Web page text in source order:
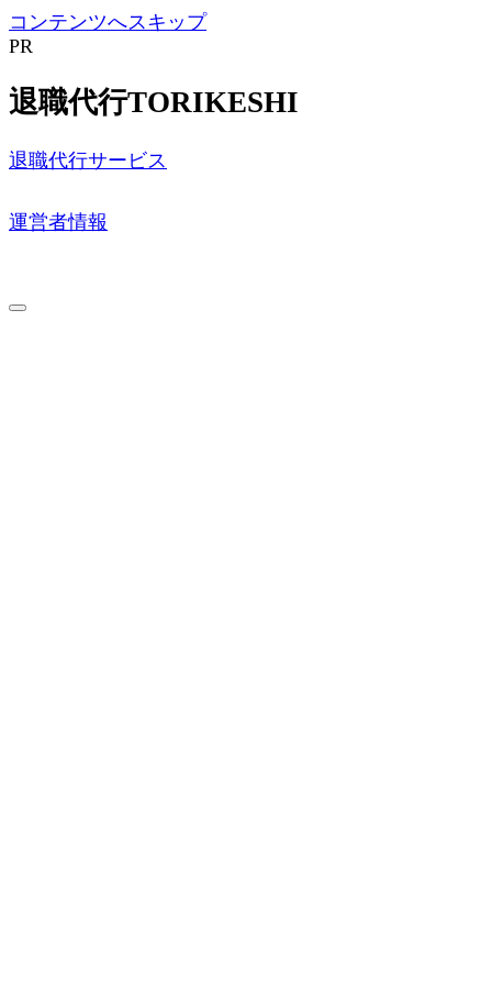
コンテンツへスキップ
PR
退職代行TORIKESHI
退職代行サービス
運営者情報